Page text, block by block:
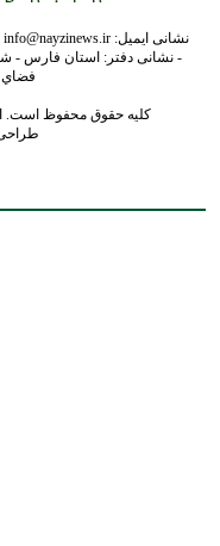
- نشانی دفتر: استان فارس -
فضاي
کلیه حقوق محفوظ است.